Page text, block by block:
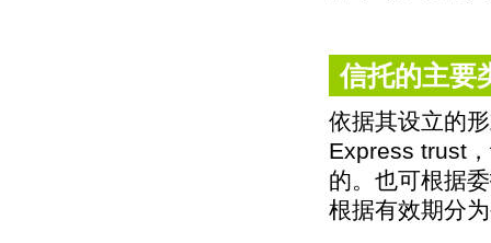
信托的主要
依据其设立的
Express trust
的。也可根据
根据有效期分